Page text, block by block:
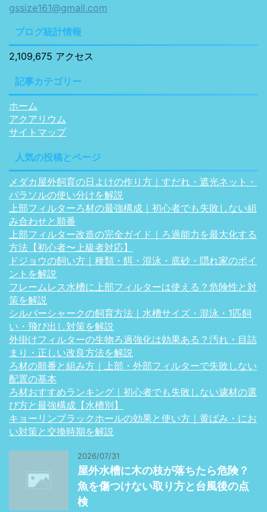
gssize161@gmail.com
ブログ統計情報
2,109,675 アクセス
記事カテゴリー
ホーム
アクアリウム
サイトマップ
人気の投稿とページ
メダカ屋外飼育の日よけの作り方｜すだれ・遮光ネット・
パラソルの使い分けを解説
上部フィルターろ材の最強構成｜初心者でも失敗しない組
み合わせと順番
上部フィルター改造の完全ガイド｜ろ過能力を最大化する
方法【初心者〜上級者対応】
ドジョウの飼い方｜種類・餌・混泳・底砂・隠れ家のポイ
ントを解説
フレームレス水槽に上部フィルターは使える？危険性と対
策を解説
シルバーシャークの飼育方法｜水槽サイズ・混泳・1匹飼
い・飛び出し対策を解説
外掛けフィルターの生物ろ過強化は効果ある？汚れ・目詰
まり・正しい改良方法を解説
ろ材の順番と組み方｜上部・外部フィルターで失敗しない
配置の基本
ろ材おすすめランキング｜初心者でも失敗しない濾材の選
び方と最強構成【水槽別】
キョーリンブラックホールの効果と使い方｜黄ばみ・にお
い対策と交換時期を解説
2026/07/31
屋外水槽に木の枝が落ちたら危険？
魚を傷つけない取り方と台風後の点
検